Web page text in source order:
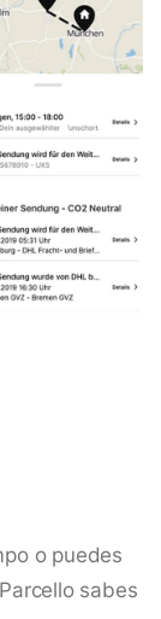
o puedes
sabes